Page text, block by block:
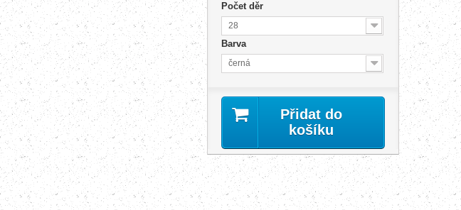
Počet děr
28
Barva
černá
Přidat do
košíku